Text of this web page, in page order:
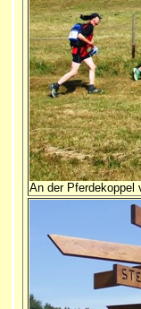
An der Pferdekoppel